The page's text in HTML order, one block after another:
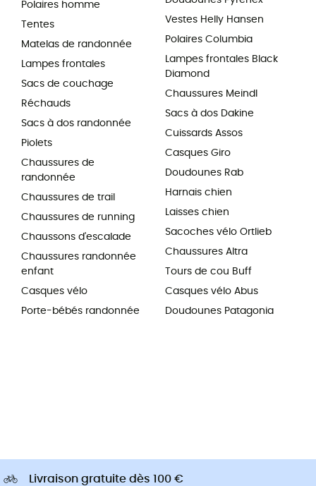
Polaires homme
Tentes
Matelas de randonnée
Lampes frontales
Sacs de couchage
Réchauds
Sacs à dos randonnée
Piolets
Chaussures de
randonnée
Chaussures de trail
Chaussures de running
Chaussons d'escalade
Chaussures randonnée
enfant
Casques vélo
Porte-bébés randonnée
Vestes Helly Hansen
Polaires Columbia
Lampes frontales Black
Diamond
Chaussures Meindl
Sacs à dos Dakine
Cuissards Assos
Casques Giro
Doudounes Rab
Harnais chien
Laisses chien
Sacoches vélo Ortlieb
Chaussures Altra
Tours de cou Buff
Casques vélo Abus
Doudounes Patagonia
Livraison gratuite dès 100 €